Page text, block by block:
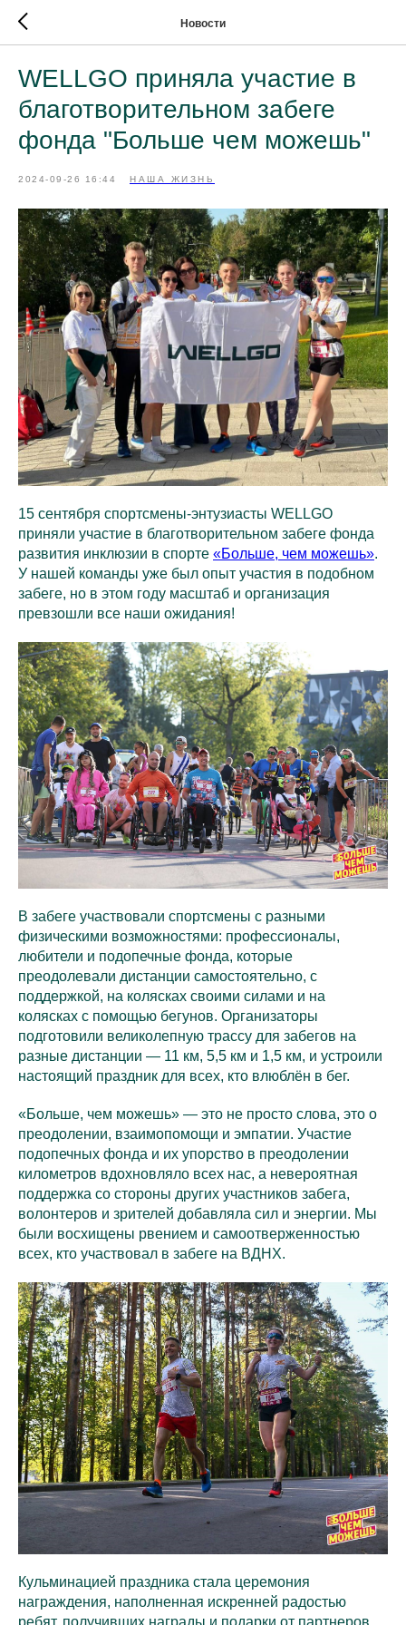
Новости
WELLGO приняла участие в
благотворительном забеге
фонда "Больше чем можешь"
2024-09-26 16:44 НАША ЖИЗНЬ
15 сентября спортсмены-энтузиасты WELLGO
приняли участие в благотворительном забеге фонда
развития инклюзии в спорте «Больше, чем можешь».
У нашей команды уже был опыт участия в подобном
забеге, но в этом году масштаб и организация
превзошли все наши ожидания!
В забеге участвовали спортсмены с разными
физическими возможностями: профессионалы,
любители и подопечные фонда, которые
преодолевали дистанции самостоятельно, с
поддержкой, на колясках своими силами и на
колясках с помощью бегунов. Организаторы
подготовили великолепную трассу для забегов на
разные дистанции — 11 км, 5,5 км и 1,5 км, и устроили
настоящий праздник для всех, кто влюблён в бег.
«Больше, чем можешь» — это не просто слова, это о
преодолении, взаимопомощи и эмпатии. Участие
подопечных фонда и их упорство в преодолении
километров вдохновляло всех нас, а невероятная
поддержка со стороны других участников забега,
волонтеров и зрителей добавляла сил и энергии. Мы
были восхищены рвением и самоотверженностью
всех, кто участвовал в забеге на ВДНХ.
Кульминацией праздника стала церемония
награждения, наполненная искренней радостью